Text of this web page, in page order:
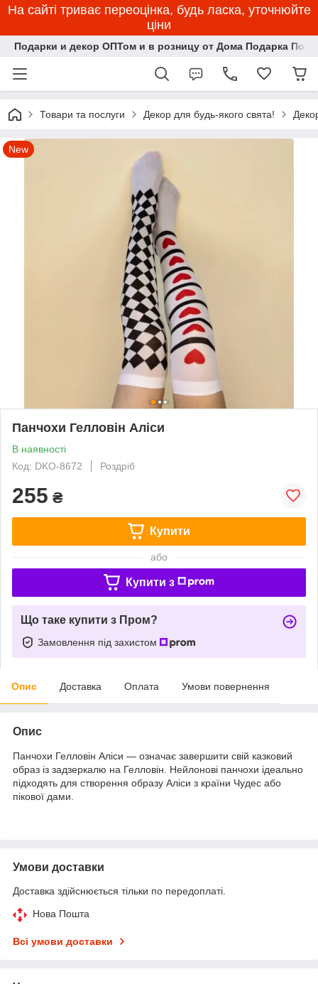
На сайті триває переоцінка, будь ласка, уточнюйте
ціни
Подарки и декор ОПТом и в розницу от Дома Подарка
Товари та послуги Декор для будь-якого свята!
New
Панчохи Гелловін Аліси
В наявності
Код: DKO-8672
Роздріб
255 ₴
Купити
або
Купити з
Що таке купити з Пром?
Замовлення під захистом
Опис Доставка Оплата Умови повернення
Опис
Панчохи Гелловін Аліси — означає завершити свій казковий
образ із задзеркалю на Гелловін. Нейлонові панчохи ідеально
підходять для створення образу Аліси з країни Чудес або
пікової дами.
Умови доставки
Доставка здійснюється тільки по передоплаті.
Нова Пошта
Всі умови доставки